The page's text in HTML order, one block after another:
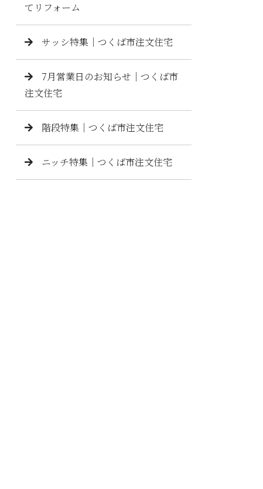
てリフォーム
サッシ特集｜つくば市注文住宅
7月営業日のお知らせ｜つくば市
注文住宅
階段特集｜つくば市注文住宅
ニッチ特集｜つくば市注文住宅